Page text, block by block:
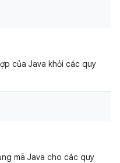
của Java khỏi các quy
mã Java cho các quy